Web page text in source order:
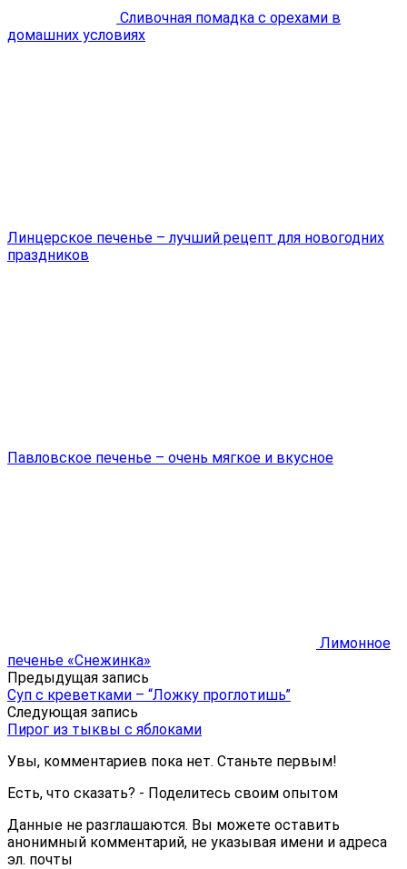
Сливочная помадка с орехами в
домашних условиях
Линцерское печенье – лучший рецепт для новогодних
праздников
Павловское печенье – очень мягкое и вкусное
Лимонное
печенье «Снежинка»
Предыдущая запись
Суп с креветками – “Ложку проглотишь”
Следующая запись
Пирог из тыквы с яблоками
Увы, комментариев пока нет. Станьте первым!
Есть, что сказать? - Поделитесь своим опытом
Данные не разглашаются. Вы можете оставить
анонимный комментарий, не указывая имени и адреса
эл. почты